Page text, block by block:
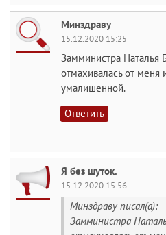
Минздраву
15.12.2020 15:25
Замминистра Наталья
отмахивалась от меня
умалишенной.
Ответить
Я без шуток.
15.12.2020 15:56
Минздраву писал(а):
Замминистра